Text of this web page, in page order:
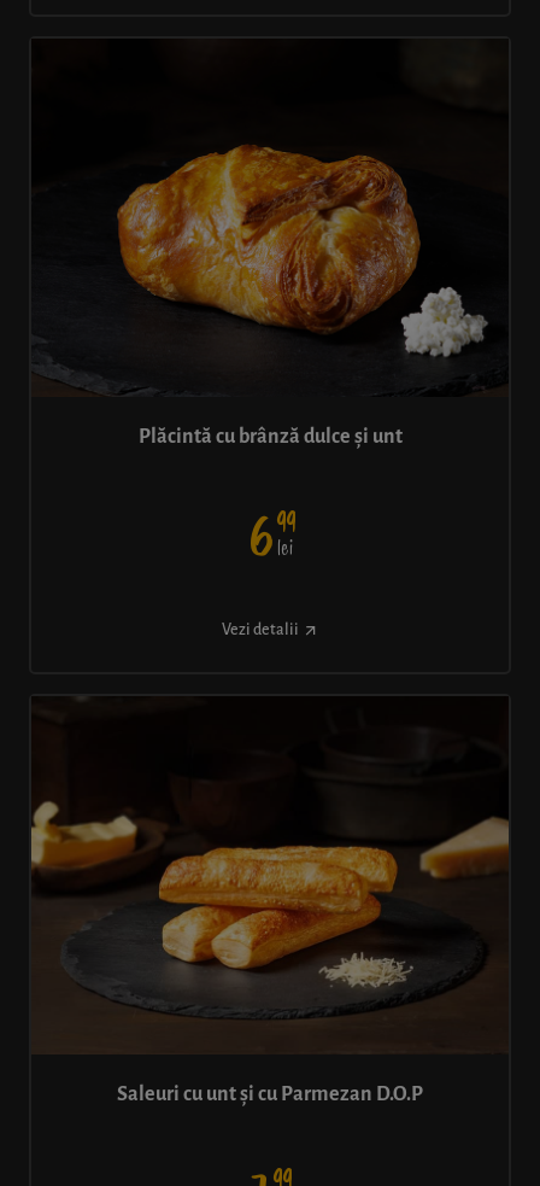
Plăcintă cu brânză dulce și unt
699
lei
Vezi detalii
Saleuri cu unt și cu Parmezan D.O.P